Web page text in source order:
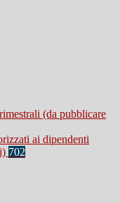
(da pubblicare
ai dipendenti
702